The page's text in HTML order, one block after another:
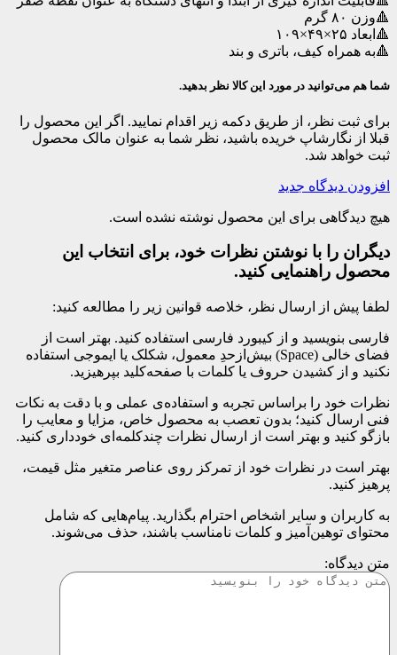
🔺وزن ۸۰ گرم
🔺ابعاد ۲۵×۴۹×۱۰۹
🔺به همراه کیف، باتری و بند
شما هم می‌توانید در مورد این کالا نظر بدهید.
برای ثبت نظر، از طریق دکمه زیر اقدام نمایید. اگر این محصول را
قبلا از نگارشاپ خریده باشید، نظر شما به عنوان مالک محصول
ثبت خواهد شد.
افزودن دیدگاه جدید
هیچ دیدگاهی برای این محصول نوشته نشده است.
دیگران را با نوشتن نظرات خود، برای انتخاب این
محصول راهنمایی کنید.
لطفا پیش از ارسال نظر، خلاصه قوانین زیر را مطالعه کنید:
فارسی بنویسید و از کیبورد فارسی استفاده کنید. بهتر است از
فضای خالی (Space) بیش‌از‌حدِ معمول، شکلک یا ایموجی استفاده
نکنید و از کشیدن حروف یا کلمات با صفحه‌کلید بپرهیزید.
نظرات خود را براساس تجربه و استفاده‌ی عملی و با دقت به نکات
فنی ارسال کنید؛ بدون تعصب به محصول خاص، مزایا و معایب را
بازگو کنید و بهتر است از ارسال نظرات چندکلمه‌‌ای خودداری کنید.
بهتر است در نظرات خود از تمرکز روی عناصر متغیر مثل قیمت،
پرهیز کنید.
به کاربران و سایر اشخاص احترام بگذارید. پیام‌هایی که شامل
محتوای توهین‌آمیز و کلمات نامناسب باشند، حذف می‌شوند.
متن دیدگاه: